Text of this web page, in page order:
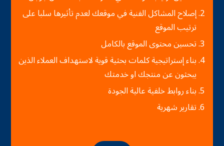
إصلاح المشاكل الفنية في موقعك لعدم تأثيرها سلبا على
ترتيب الموقع
تحسين محتوى الموقع بالكامل
بناء إستراتيجية كلمات بحثية قوية لاستهداف العملاء الذين
يبحثون عن منتجك او خدمتك
بناء روابط خلفية عالية الجودة
تقارير شهرية